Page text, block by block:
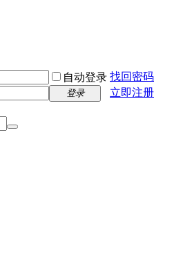
自动登录 找回密码
登录
立即注册